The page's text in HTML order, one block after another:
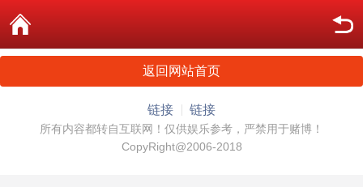
返回网站首页
链接 链接
所有内容都转自互联网！仅供娱乐参考，严禁用于赌博！
CopyRight@2006-2018